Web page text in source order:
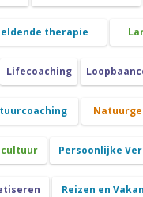
therapie
Lifecoaching
Persoonlijke
Reizen en